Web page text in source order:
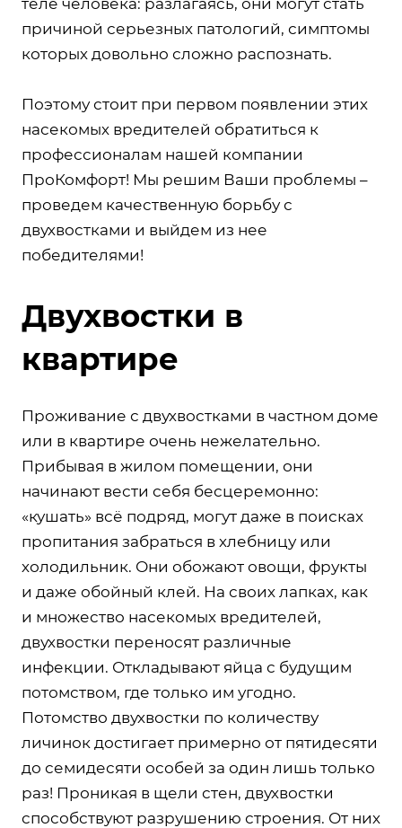
причиной серьезных патологий, симптомы
которых довольно сложно распознать.
Поэтому стоит при первом появлении этих
насекомых вредителей обратиться к
профессионалам нашей компании
ПроКомфорт! Мы решим Ваши проблемы –
проведем качественную борьбу с
двухвостками и выйдем из нее
победителями!
Двухвостки в
квартире
Проживание с двухвостками в частном доме
или в квартире очень нежелательно.
Прибывая в жилом помещении, они
начинают вести себя бесцеремонно:
«кушать» всё подряд, могут даже в поисках
пропитания забраться в хлебницу или
холодильник. Они обожают овощи, фрукты
и даже обойный клей. На своих лапках, как
и множество насекомых вредителей,
двухвостки переносят различные
инфекции. Откладывают яйца с будущим
потомством, где только им угодно.
Потомство двухвостки по количеству
личинок достигает примерно от пятидесяти
до семидесяти особей за один лишь только
раз! Проникая в щели стен, двухвостки
способствуют разрушению строения. От них